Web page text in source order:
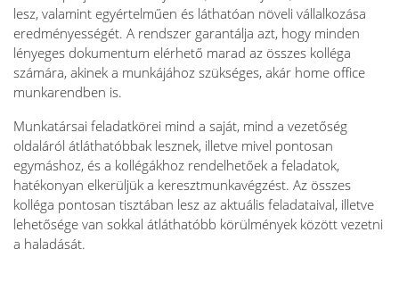
lesz, valamint egyértelműen és láthatóan növeli vállalkozása
eredményességét. A rendszer garantálja azt, hogy minden
lényeges dokumentum elérhető marad az összes kolléga
számára, akinek a munkájához szükséges, akár home office
munkarendben is.
Munkatársai feladatkörei mind a saját, mind a vezetőség
oldaláról átláthatóbbak lesznek, illetve mivel pontosan
egymáshoz, és a kollégákhoz rendelhetőek a feladatok,
hatékonyan elkerüljük a keresztmunkavégzést. Az összes
kolléga pontosan tisztában lesz az aktuális feladataival, illetve
lehetősége van sokkal átláthatóbb körülmények között vezetni
a haladását.